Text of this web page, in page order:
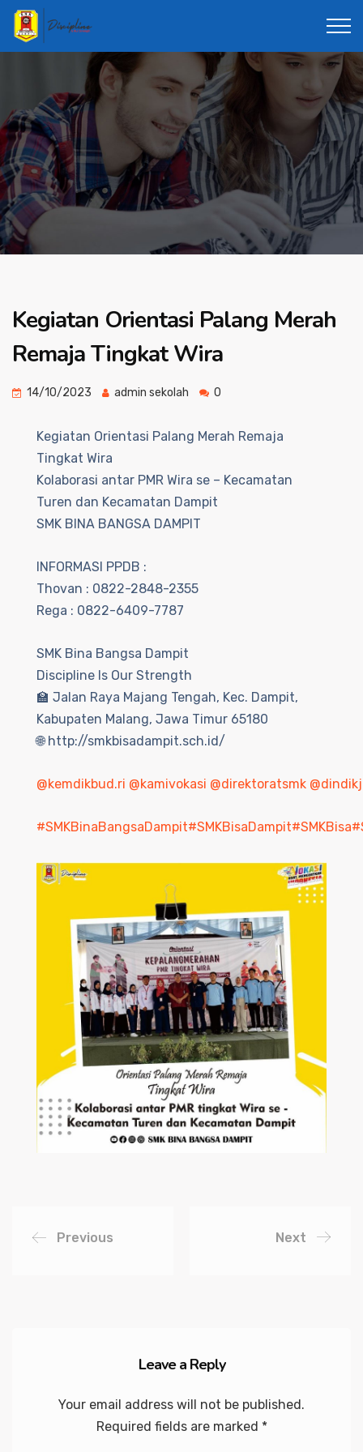
Kegiatan Orientasi Palang Merah
Remaja Tingkat Wira
14/10/2023 admin sekolah 0
Kegiatan Orientasi Palang Merah Remaja
Tingkat Wira
Kolaborasi antar PMR Wira se – Kecamatan
Turen dan Kecamatan Dampit
SMK BINA BANGSA DAMPIT
INFORMASI PPDB :
Thovan : 0822-2848-2355
Rega : 0822-6409-7787
SMK Bina Bangsa Dampit
Discipline Is Our Strength
🏫 Jalan Raya Majang Tengah, Kec. Dampit,
Kabupaten Malang, Jawa Timur 65180
🌐 http://smkbisadampit.sch.id/
@kemdikbud.ri @kamivokasi @direktoratsmk
#SMKBinaBangsaDampit#SMKBisaDampit#SMKBisa
Previous Next
Leave a Reply
Your email address will not be published.
Required fields are marked *